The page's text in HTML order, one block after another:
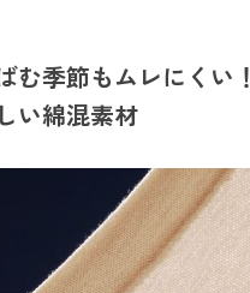
む季節もムレにくい！
い綿混素材